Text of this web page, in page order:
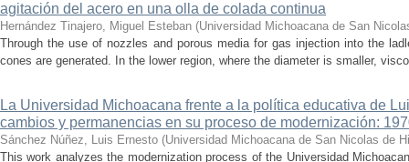
agitación del acero en una olla de colada continua
Hernández Tinajero, Miguel Esteban (Universidad Michoacana de San
Through the use of nozzles and porous media for gas injection into the
cones are generated. In the lower region, where the diameter is smaller,
La Universidad Michoacana frente a la política educativa de
cambios y permanencias en su proceso de modernización:
Sánchez Núñez, Luis Ernesto (Universidad Michoacana de San Nicolas de
This work analyzes the modernization process of the Universidad